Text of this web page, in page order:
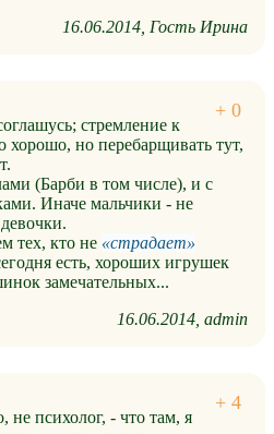
16.06.2014 Гость Ирина
стремление к
но перебарщивать тут,
(Барби в том числе), и с
Иначе мальчики - не
тех, кто не
страдает
есть, хороших игрушек
замечательных...
16.06.2014 admin
не психолог, - что там, я